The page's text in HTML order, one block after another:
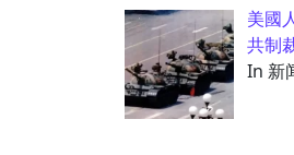
美國
共制
In 新